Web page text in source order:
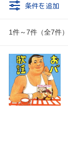
条件を追加
1件～7件（全7件）